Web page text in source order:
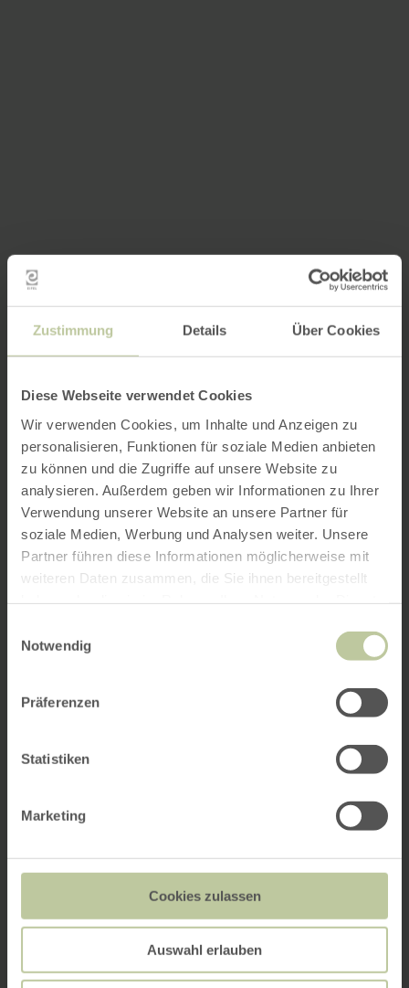
Zustimmung Details Über Cookies
Diese Webseite verwendet Cookies
Wir verwenden Cookies, um Inhalte und Anzeigen zu
personalisieren, Funktionen für soziale Medien anbieten
zu können und die Zugriffe auf unsere Website zu
analysieren. Außerdem geben wir Informationen zu Ihrer
Verwendung unserer Website an unsere Partner für
soziale Medien, Werbung und Analysen weiter. Unsere
Partner führen diese Informationen möglicherweise mit
weiteren Daten zusammen, die Sie ihnen bereitgestellt
Notwendig
Präferenzen
Statistiken
Marketing
Cookies zulassen
Auswahl erlauben